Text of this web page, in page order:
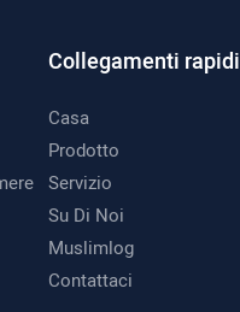
Collegamenti rapidi
Casa
Prodotto
Servizio
Su Di Noi
Muslimlog
Contattaci